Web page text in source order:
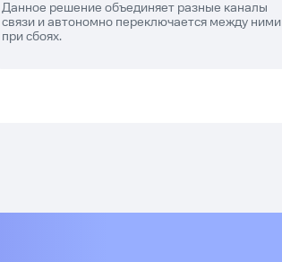
Данное решение объединяет разные каналы
связи и автономно переключается между ними
при сбоях.